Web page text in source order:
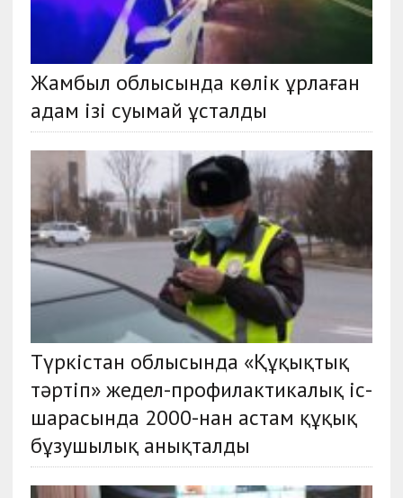
Жамбыл облысында көлік ұрлаған
адам iзi суымай ұсталды
Түркістан облысында «Құқықтық
тәртіп» жедел-профилактикалық іс-
шарасында 2000-нан астам құқық
бұзушылық анықталды